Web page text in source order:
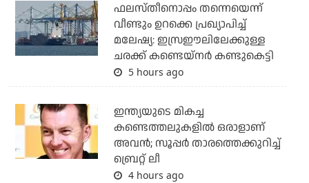
ഫലസ്തീനൊപ്പം തന്നെയെന്ന്
വീണ്ടും ഉറക്കെ പ്രഖ്യാപിച്ച്
മലേഷ്യ: ഇസ്രഈലിലേക്കുള്ള
ചരക്ക് കണ്ടെയ്‌നര്‍ കണ്ടുകെട്ടി
5 hours ago
ഇന്ത്യയുടെ മികച്ച
കണ്ടെത്തലുകളില്‍ ഒരാളാണ്
അവന്‍; സൂപ്പര്‍ താരത്തെക്കുറിച്ച്
ബ്രെറ്റ് ലീ
4 hours ago